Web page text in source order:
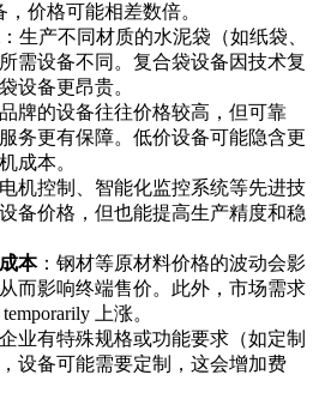
价格可能相差数倍。
：生产不同材质的水泥袋（如纸袋、
需设备不同。复合袋设备因技术复
设备更昂贵。
品牌的设备往往价格较高，但可靠
务更有保障。低价设备可能隐含更
成本。
电机控制、智能化监控系统等先进技
备价格，但也能提高生产精度和稳
本：钢材等原材料价格的波动会影
而影响终端售价。此外，市场需求
上涨。
业有特殊规格或功能要求（如定制
设备可能需要定制，这会增加费